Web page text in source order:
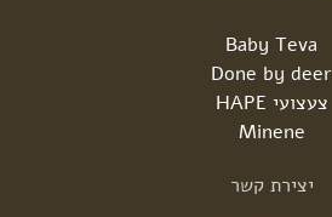
Baby Teva
Done by deer
צעצועי HAPE
Minene
יצירת קשר